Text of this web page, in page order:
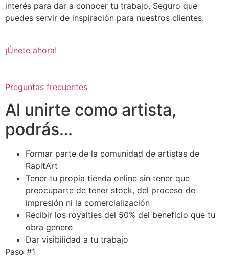
interés para dar a conocer tu trabajo. Seguro que
puedes servir de inspiración para nuestros clientes.
¡Únete ahora!
Preguntas frecuentes
Al unirte como artista,
podrás…
Formar parte de la comunidad de artistas de
RapitArt
Tener tu propia tienda online sin tener que
preocuparte de tener stock, del proceso de
impresión ni la comercialización
Recibir los royalties del 50% del beneficio que tu
obra genere
Dar visibilidad a tu trabajo
Paso #1